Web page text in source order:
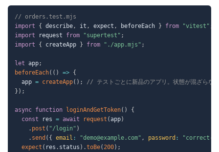
// orders.test.mjs
import
{ describe, it , expect , beforeEach } from "vitest" ;
import request from "supertest" ;
import
{ createApp } from "./app.mjs" ;
let app;
beforeEach( ( ) => {
  app
= createApp( ) ;
// テストごとに新品のアプリ。状態が混ざらな
} ) ;
async function loginAndGetToken( )
{
const res = await request (app)
. post ( "/login" )
. send ( { email : "demo@example.com" , password :
"correct-
expect ( res . status ) .toBe( 200) ;